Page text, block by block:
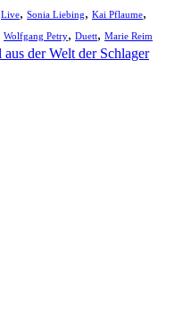
Live, Sonia Liebing, Kai Pflaume,
Wolfgang Petry, Duett, Marie Reim